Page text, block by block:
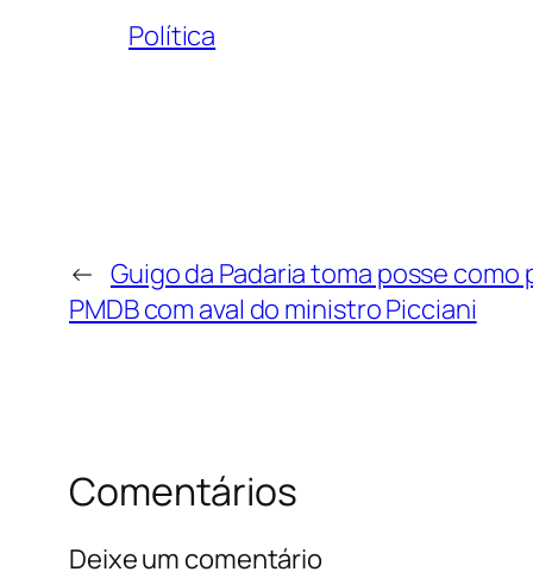
Política
← Guigo da Padaria toma posse
PMDB com aval do ministro Picciani
Comentários
Deixe um comentário